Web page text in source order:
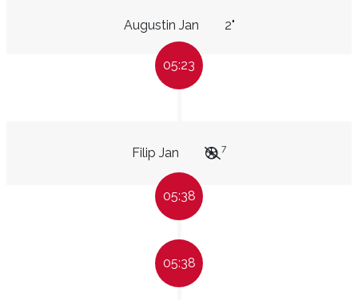
Augustin Jan 2"
05:23
Filip Jan 7
05:38
05:38